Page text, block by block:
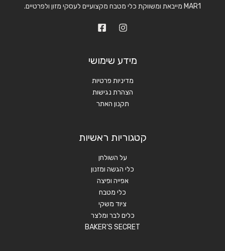
MAR1 מייבאת ומשווקת כלי מטבח מקצועיים לעסקי מזון ולפרטיים.
מידע שימושי
מדיניות פרטיות
הצהרת נגישות
תקנון האתר
קטגוריות ראשיות
על השולחן
כלי הגשה ומזנון
אפייה ופיצה
כלי מטבח
ציוד משקי
כלים לבר ומלצר
BAKER'S SECRET